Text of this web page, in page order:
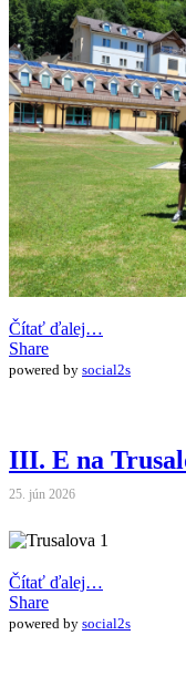
Čítať ďalej…
Share
powered by social2s
III. E na
25. jún 2026
Čítať ďalej…
Share
powered by social2s